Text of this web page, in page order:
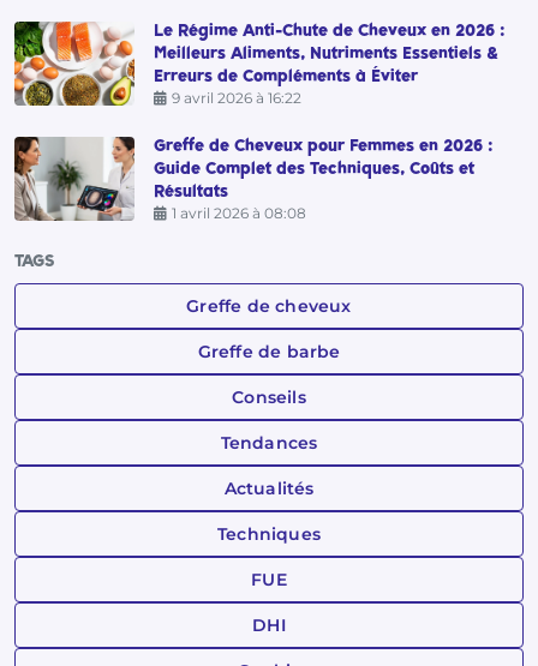
Le Régime Anti-Chute de Cheveux en 2026 :
Meilleurs Aliments, Nutriments Essentiels &
Erreurs de Compléments à Éviter
9 avril 2026 à 16:22
Greffe de Cheveux pour Femmes en 2026 :
Guide Complet des Techniques, Coûts et
Résultats
1 avril 2026 à 08:08
TAGS
Greffe de cheveux
Greffe de barbe
Conseils
Tendances
Actualités
Techniques
FUE
DHI